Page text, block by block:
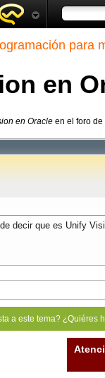
para
en
en Oracle en el foro de
decir que es Unify
a este tema? ¿Quiéres